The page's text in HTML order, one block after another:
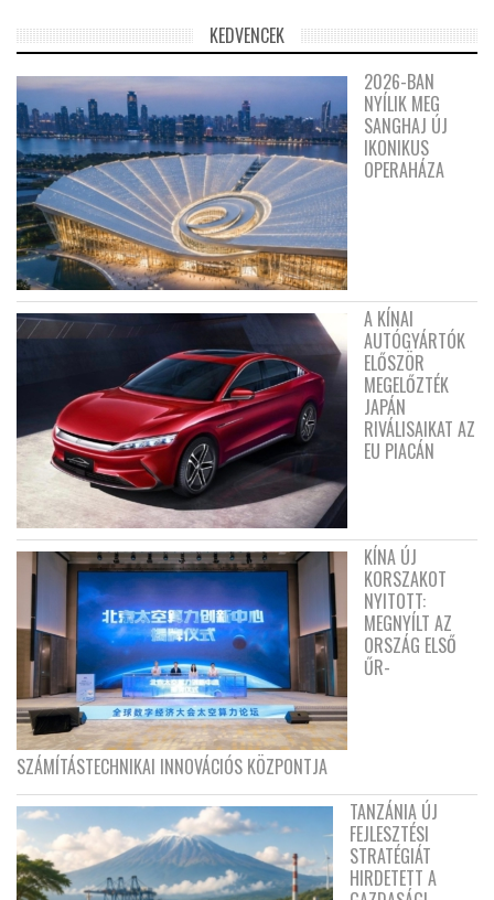
KEDVENCEK
2026-BAN
NYÍLIK MEG
SANGHAJ ÚJ
IKONIKUS
OPERAHÁZA
A KÍNAI
AUTÓGYÁRTÓK
ELŐSZÖR
MEGELŐZTÉK
JAPÁN
RIVÁLISAIKAT AZ
EU PIACÁN
KÍNA ÚJ
KORSZAKOT
NYITOTT:
MEGNYÍLT AZ
ORSZÁG ELSŐ
ŰR-
SZÁMÍTÁSTECHNIKAI INNOVÁCIÓS KÖZPONTJA
TANZÁNIA ÚJ
FEJLESZTÉSI
STRATÉGIÁT
HIRDETETT A